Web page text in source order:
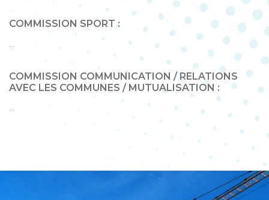
COMMISSION SPORT :
COMMISSION COMMUNICATION / RELATIONS
AVEC LES COMMUNES / MUTUALISATION :